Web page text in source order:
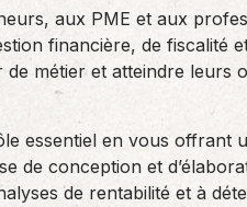
aux PME et aux
financière, de fiscalité
métier et atteindre leurs
essentiel en vous offrant
de conception et
de rentabilité et à